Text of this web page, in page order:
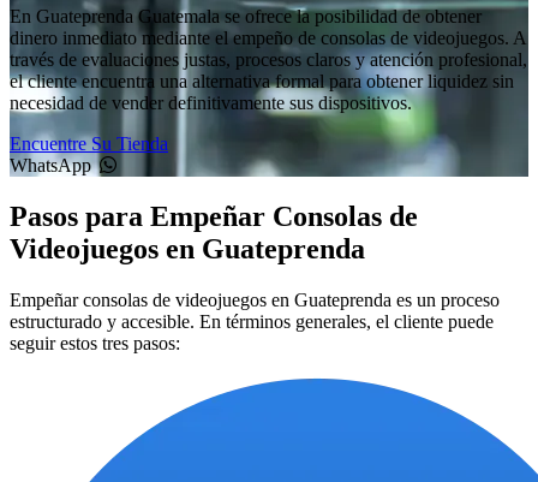
En Guateprenda Guatemala se ofrece la posibilidad de obtener
dinero inmediato mediante el empeño de consolas de videojuegos. A
través de evaluaciones justas, procesos claros y atención profesional,
el cliente encuentra una alternativa formal para obtener liquidez sin
necesidad de vender definitivamente sus dispositivos.
Encuentre Su Tienda
WhatsApp
Pasos para Empeñar Consolas de
Videojuegos en Guateprenda
Empeñar consolas de videojuegos en Guateprenda es un proceso
estructurado y accesible. En términos generales, el cliente puede
seguir estos tres pasos: